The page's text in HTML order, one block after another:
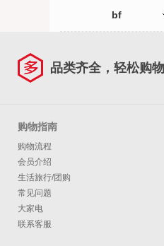
bf
品类齐全，轻松购物
购物指南
购物流程
会员介绍
生活旅行/团购
常见问题
大家电
联系客服